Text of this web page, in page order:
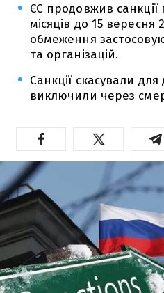
ЄС продовжив санкції
місяців до 15 вересня
обмеження
та організацій.
Санкції скасували
виключили через